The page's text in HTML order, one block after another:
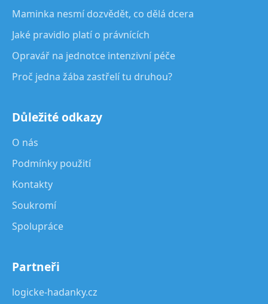
Maminka nesmí dozvědět, co dělá dcera
Jaké pravidlo platí o právnících
Opravář na jednotce intenzivní péče
Proč jedna žába zastřelí tu druhou?
Důležité odkazy
O nás
Podmínky použití
Kontakty
Soukromí
Spolupráce
Partneři
logicke-hadanky.cz